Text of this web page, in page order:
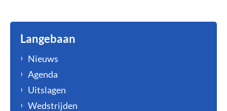
Langebaan
Nieuws
Agenda
Uitslagen
Wedstrijden